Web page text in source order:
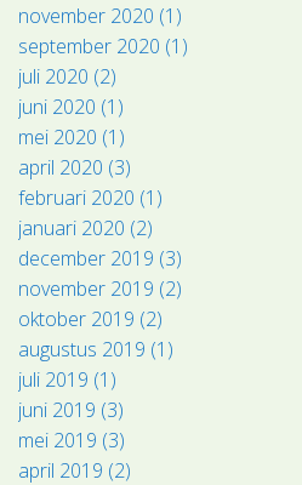
november 2020 (1)
september 2020 (1)
juli 2020 (2)
juni 2020 (1)
mei 2020 (1)
april 2020 (3)
februari 2020 (1)
januari 2020 (2)
december 2019 (3)
november 2019 (2)
oktober 2019 (2)
augustus 2019 (1)
juli 2019 (1)
juni 2019 (3)
mei 2019 (3)
april 2019 (2)